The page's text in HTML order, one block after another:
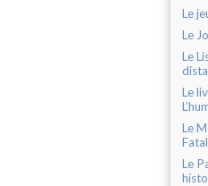
Le
Le
Le
Le
Le
Le